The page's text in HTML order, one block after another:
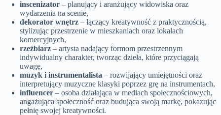
inscenizator – planujący i aranżujący widowiska oraz
wydarzenia na scenie,
dekorator wnętrz – łączący kreatywność z praktycznością,
stylizując przestrzenie w mieszkaniach oraz lokalach
komercyjnych,
rzeźbiarz – artysta nadający formom przestrzennym
indywidualny charakter, tworząc dzieła, które przyciągają
uwagę,
muzyk i instrumentalista – rozwijający umiejętności oraz
interpretujący muzyczne klasyki poprzez grę na instrumentach,
influencer – osoba działająca w mediach społecznościowych,
angażująca społeczność oraz budująca swoją markę, pokazując
pełnię swojej kreatywności.